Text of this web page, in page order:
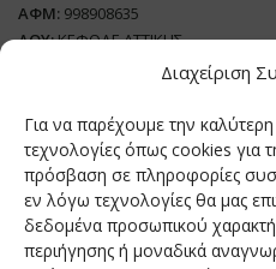
Διαχείριση
Για να παρέχουμε την
τεχνολογίες όπως cookies για
πρόσβαση σε πληροφορίες
εν λόγω τεχνολογίες θα μας
δεδομένα προσωπικού
περιήγησης ή μοναδικά
ΑΦΜ: 998908635
ΔΟΥ:ΚΕΦΟΔΕ ΑΤΤΙΚΗΣ
Όνομα Ιδιοκτήτη και Νόμιμο
Διευθυντής Σύνταξης:
Domain:grillmagazine.gr
Δικαιούχος Domain:Θεόδωρος
Διευθυντής:Θεόδωρος
Διαχειριστής:Θεόδωρος
Δήλωση Συμμόρφωσης